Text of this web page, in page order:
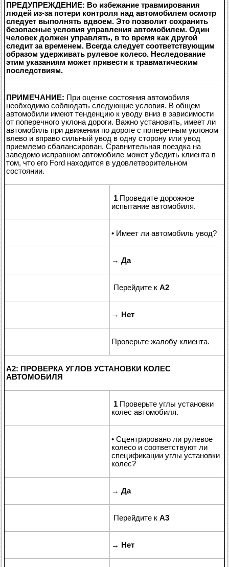
ПРЕДУПРЕЖДЕНИЕ: Во избежание травмирования
людей из-за потери контроля над автомобилем осмотр
следует выполнять вдвоем. Это позволит сохранить
безопасные условия управления автомобилем. Один
человек должен управлять, в то время как другой
следит за временем. Всегда следует соответствующим
образом удерживать рулевое колесо. Неследование
этим указаниям может привести к травматическим
последствиям.
ПРИМЕЧАНИЕ: При оценке состояния автомобиля
необходимо соблюдать следующие условия. В общем
автомобили имеют тенденцию к уводу вниз в зависимости
от поперечного уклона дороги. Важно установить, имеет ли
автомобиль при движении по дороге с поперечным уклоном
влево и вправо сильный увод в одну сторону или увод
приемлемо сбалансирован. Сравнительная поездка на
заведомо исправном автомобиле может убедить клиента в
том, что его Ford находится в удовлетворительном
состоянии.
1 Проведите дорожное
испытание автомобиля.
• Имеет ли автомобиль увод?
→ Да
Перейдите к A2
→ Нет
Проверьте жалобу клиента.
A2: ПРОВЕРКА УГЛОВ УСТАНОВКИ КОЛЕС
АВТОМОБИЛЯ
1 Проверьте углы установки
колес автомобиля.
• Сцентрировано ли рулевое
колесо и соответствуют ли
спецификации углы установки
колес?
→ Да
Перейдите к A3
→ Нет